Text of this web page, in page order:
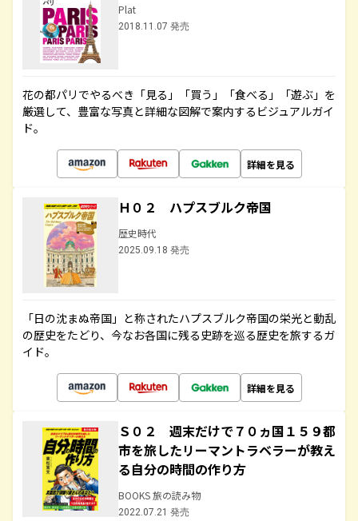
Plat
2018.11.07 発売
花の都パリでやるべき「見る」「買う」「食べる」「遊ぶ」を
厳選して、豊富な写真と詳細な図解で案内するビジュアルガイ
ド。
詳細を見る
Ｈ０２ ハプスブルク帝国
歴史時代
2025.09.18 発売
「日の沈まぬ帝国」と称されたハプスブルク帝国の栄光と動乱
の歴史をたどり、今なお各国に残る史跡を巡る歴史を旅するガ
イド。
詳細を見る
Ｓ０２ 週末だけで７０ヵ国１５９都
市を旅したリーマントラベラーが教え
る自分の時間の作り方
BOOKS 旅の読み物
2022.07.21 発売